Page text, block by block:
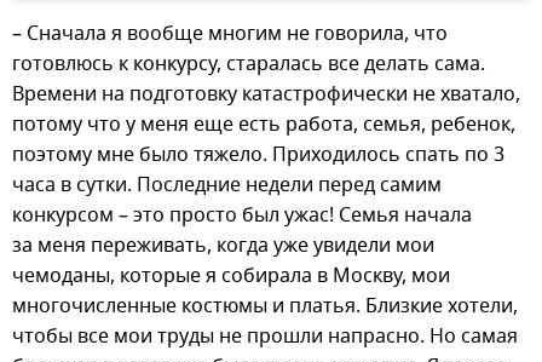
– Сначала я вообще многим не говорила, что
готовлюсь к конкурсу, старалась все делать сама.
Времени на подготовку катастрофически не хватало,
потому что у меня еще есть работа, семья, ребенок,
поэтому мне было тяжело. Приходилось спать по 3
часа в сутки. Последние недели перед самим
конкурсом – это просто был ужас! Семья начала
за меня переживать, когда уже увидели мои
чемоданы, которые я собирала в Москву, мои
многочисленные костюмы и платья. Близкие хотели,
чтобы все мои труды не прошли напрасно. Но самая